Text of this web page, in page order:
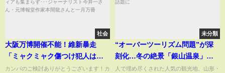
社会
大阪万博開催不能！維新暴走
「ミャクミャク傷つけ犯人は万
博反対派だ！」に批判殺到！大
カンパのご検討ありがとうございます！カ
未分類
“オーバーツーリズム問題”が深
刻化…冬の絶景「銀山温泉」
で“観光公害”人口の85倍の旅行
人で埋め尽くされた人気の観光地、山形・